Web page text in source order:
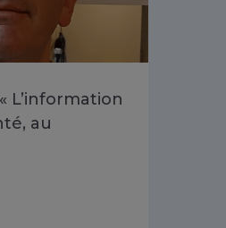
L’information
au